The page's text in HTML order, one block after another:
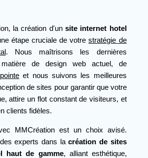
la création d'un site internet hotel
étape cruciale de votrestratégie de
. Nous maîtrisons les dernières
de design web actuel, de
et nous suivons les meilleures
de sites pour garantir que votre
attire un flot constant de visiteurs, et
clients fidèles.
MMCréation est un choix avisé.
experts dans lacréation de sites
haut de gamme, alliant esthétique,